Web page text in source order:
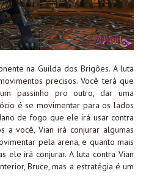
na Guilda dos Brigões. A luta
precisos. Você terá que
passinho pro outro, dar uma
é se movimentar para os lados
de fogo que ele irá usar contra
a você, Vian irá conjurar algumas
pela arena, e quanto mais
ele irá conjurar. A luta contra Vian
Bruce, mas a estratégia é um